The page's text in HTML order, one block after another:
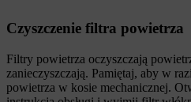
Czyszczenie filtra powietrza
Filtry powietrza oczyszczają
zanieczyszczają. Pamiętaj, aby w
powietrza w kosie mechanicznej.